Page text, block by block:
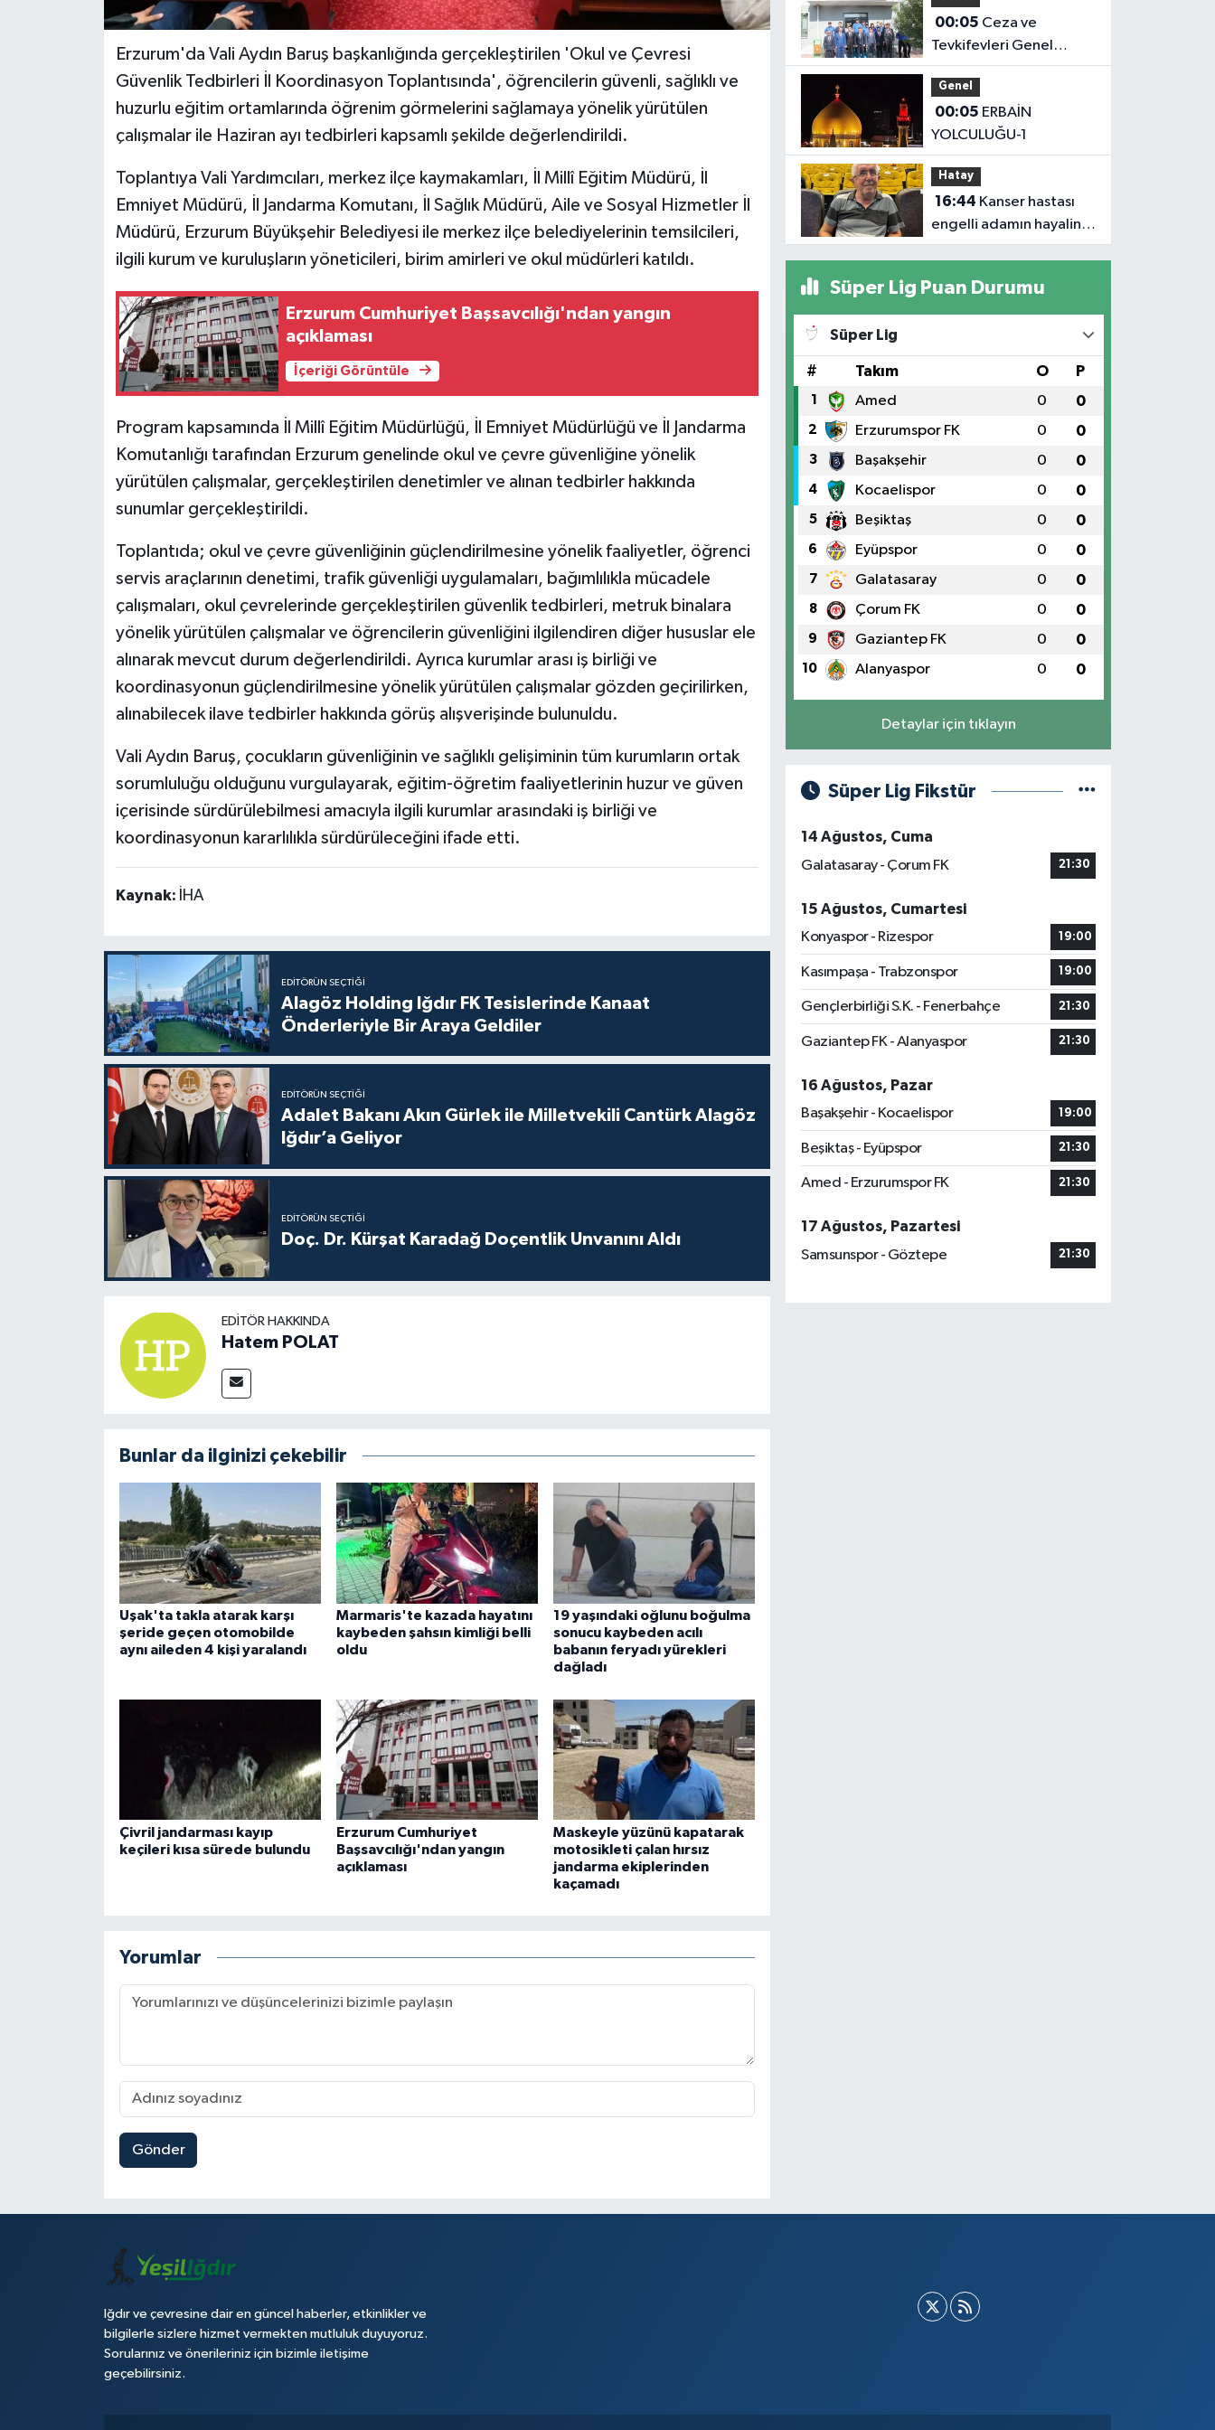
Erzurum'da Vali Aydın Baruş başkanlığında gerçekleştirilen 'Okul ve Çevresi
Güvenlik Tedbirleri İl Koordinasyon Toplantısında', öğrencilerin güvenli, sağlıklı ve
huzurlu eğitim ortamlarında öğrenim görmelerini sağlamaya yönelik yürütülen
çalışmalar ile Haziran ayı tedbirleri kapsamlı şekilde değerlendirildi.
Toplantıya Vali Yardımcıları, merkez ilçe kaymakamları, İl Millî Eğitim Müdürü, İl
Emniyet Müdürü, İl Jandarma Komutanı, İl Sağlık Müdürü, Aile ve Sosyal Hizmetler İl
Müdürü, Erzurum Büyükşehir Belediyesi ile merkez ilçe belediyelerinin temsilcileri,
ilgili kurum ve kuruluşların yöneticileri, birim amirleri ve okul müdürleri katıldı.
Erzurum Cumhuriyet Başsavcılığı'ndan yangın
açıklaması
İçeriği Görüntüle
Program kapsamında İl Millî Eğitim Müdürlüğü, İl Emniyet Müdürlüğü ve İl Jandarma
Komutanlığı tarafından Erzurum genelinde okul ve çevre güvenliğine yönelik
yürütülen çalışmalar, gerçekleştirilen denetimler ve alınan tedbirler hakkında
sunumlar gerçekleştirildi.
Toplantıda; okul ve çevre güvenliğinin güçlendirilmesine yönelik faaliyetler, öğrenci
servis araçlarının denetimi, trafik güvenliği uygulamaları, bağımlılıkla mücadele
çalışmaları, okul çevrelerinde gerçekleştirilen güvenlik tedbirleri, metruk binalara
yönelik yürütülen çalışmalar ve öğrencilerin güvenliğini ilgilendiren diğer hususlar ele
alınarak mevcut durum değerlendirildi. Ayrıca kurumlar arası iş birliği ve
koordinasyonun güçlendirilmesine yönelik yürütülen çalışmalar gözden geçirilirken,
alınabilecek ilave tedbirler hakkında görüş alışverişinde bulunuldu.
Vali Aydın Baruş, çocukların güvenliğinin ve sağlıklı gelişiminin tüm kurumların ortak
sorumluluğu olduğunu vurgulayarak, eğitim-öğretim faaliyetlerinin huzur ve güven
içerisinde sürdürülebilmesi amacıyla ilgili kurumlar arasındaki iş birliği ve
koordinasyonun kararlılıkla sürdürüleceğini ifade etti.
Kaynak: İHA
EDITÖRÜN SEÇTIĞI
Alagöz Holding Iğdır FK Tesislerinde Kanaat
Önderleriyle Bir Araya Geldiler
EDITÖRÜN SEÇTIĞI
Adalet Bakanı Akın Gürlek ile Milletvekili Cantürk Alagöz
Iğdır’a Geliyor
EDITÖRÜN SEÇTIĞI
Doç. Dr. Kürşat Karadağ Doçentlik Unvanını Aldı
EDITÖR HAKKINDA
Hatem POLAT
Bunlar da ilginizi çekebilir
Uşak'ta takla atarak karşı
şeride geçen otomobilde
aynı aileden 4 kişi yaralandı
Marmaris'te kazada hayatını
kaybeden şahsın kimliği belli
oldu
19 yaşındaki oğlunu boğulma
sonucu kaybeden acılı
babanın feryadı yürekleri
dağladı
Çivril jandarması kayıp
keçileri kısa sürede bulundu
Erzurum Cumhuriyet
Başsavcılığı'ndan yangın
açıklaması
Maskeyle yüzünü kapatarak
motosikleti çalan hırsız
jandarma ekiplerinden
kaçamadı
Yorumlar
Gönder
00:05
Tevkifevleri Genel
Müdürü Çelebi
Yılmaz’dan Iğdır’daki
Kurumlara Ziyaret ve
Üretim İncelemesi
Genel
00:05
YOLCULUĞU-1
Hatay
16:44
engelli adamın hayalini
bile kuramadığı evine
gözyaşı duygulandırdı
Süper Lig Puan Durumu
Süper Lig
# Takım O P
1 Amed 0 0
2 Erzurumspor FK 0 0
3 Başakşehir 0 0
4 Kocaelispor 0 0
5 Beşiktaş 0 0
6 Eyüpspor 0 0
7 Galatasaray 0 0
8 Çorum FK 0 0
9 Gaziantep FK 0 0
10 Alanyaspor 0 0
Detaylar için tıklayın
Süper Lig Fikstür
14 Ağustos, Cuma
Galatasaray - Çorum FK
21:30
15 Ağustos, Cumartesi
Konyaspor - Rizespor
19:00
Kasımpaşa - Trabzonspor 19:00
Gençlerbirliği S.K. - Fenerbahçe 21:30
Gaziantep FK - Alanyaspor 21:30
16 Ağustos, Pazar
Başakşehir - Kocaelispor
19:00
Beşiktaş - Eyüpspor 21:30
Amed - Erzurumspor FK 21:30
17 Ağustos, Pazartesi
Samsunspor - Göztepe
21:30
Iğdır ve çevresine dair en güncel haberler, etkinlikler ve
bilgilerle sizlere hizmet vermekten mutluluk duyuyoruz.
Sorularınız ve önerileriniz için bizimle iletişime
geçebilirsiniz.